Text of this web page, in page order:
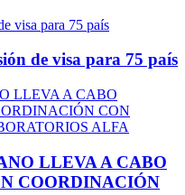
de visa para 75 país
LLEVA A CABO
COORDINACIÓN